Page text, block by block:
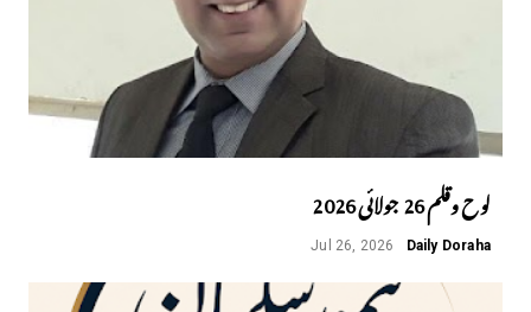
لوح وقلم 26 جولائی 2026
Daily Doraha
Jul 26, 2026